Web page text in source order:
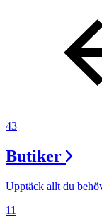
43
Butiker
Upptäck allt du
11